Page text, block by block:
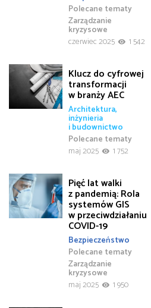
Polecane tematy
Zarządzanie
kryzysowe
czerwiec 2025
1 542
Klucz do cyfrowej
transformacji
w branży AEC
Architektura,
inżynieria
i budownictwo
Polecane tematy
maj 2025
1 752
Pięć lat walki
z pandemią: Rola
systemów GIS
w przeciwdziałaniu
COVID-19
Bezpieczeństwo
Polecane tematy
Zarządzanie
kryzysowe
maj 2025
1 950